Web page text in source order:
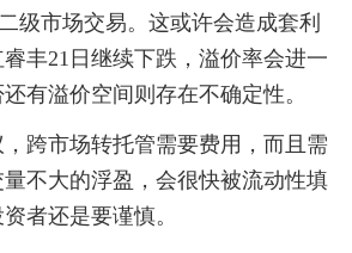
级市场交易。这或许会造成套利
丰21日继续下跌，溢价率会进一
有溢价空间则存在不确定性。
市场转托管需要费用，而且需
不大的浮盈，会很快被流动性填
者还是要谨慎。